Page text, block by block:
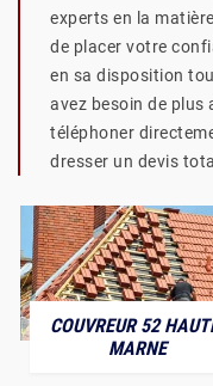
experts en la
de placer votre
en sa disposition
avez besoin de plus
téléphoner
dresser un devis
COUVREUR 52
MARNE